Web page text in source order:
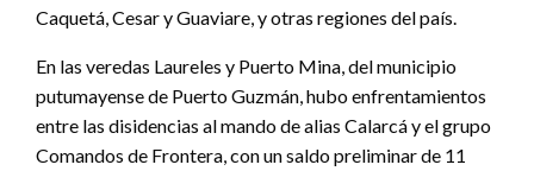
Caquetá, Cesar y Guaviare, y otras regiones del país.
En las veredas Laureles y Puerto Mina, del municipio
putumayense de Puerto Guzmán, hubo enfrentamientos
entre las disidencias al mando de alias Calarcá y el grupo
Comandos de Frontera, con un saldo preliminar de 11